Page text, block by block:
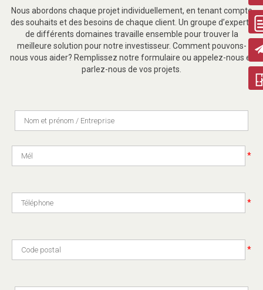
Nous abordons chaque projet individuellement, en tenant compte
des souhaits et des besoins de chaque client. Un groupe d’experts
de différents domaines travaille ensemble pour trouver la
meilleure solution pour notre investisseur. Comment pouvons-
nous vous aider? Remplissez notre formulaire ou appelez-nous et
parlez-nous de vos projets.
*
*
*